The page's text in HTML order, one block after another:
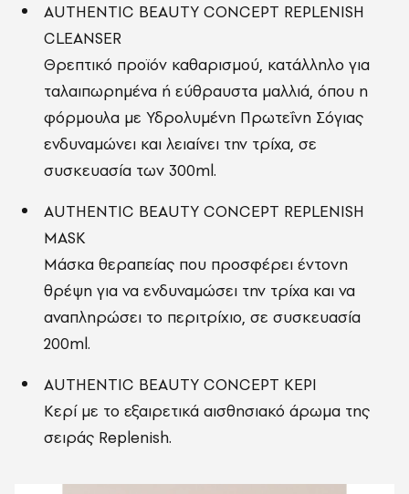
AUTHENTIC BEAUTY CONCEPT REPLENISH
CLEANSER
Θρεπτικό προϊόν καθαρισμού, κατάλληλο για
ταλαιπωρημένα ή εύθραυστα μαλλιά, όπου η
φόρμουλα με Υδρολυμένη Πρωτεΐνη Σόγιας
ενδυναμώνει και λειαίνει την τρίχα, σε
συσκευασία των 300ml.
AUTHENTIC BEAUTY CONCEPT REPLENISH
MASK
Μάσκα θεραπείας που προσφέρει έντονη
θρέψη για να ενδυναμώσει την τρίχα και να
αναπληρώσει το περιτρίχιο, σε συσκευασία
200ml.
AUTHENTIC BEAUTY CONCEPT ΚΕΡΙ
Κερί με το εξαιρετικά αισθησιακό άρωμα της
σειράς Replenish.